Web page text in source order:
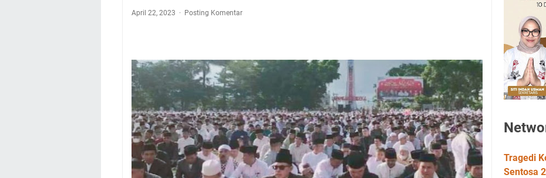
April 22, 2023 Posting Komentar
Tragedi
Sentosa